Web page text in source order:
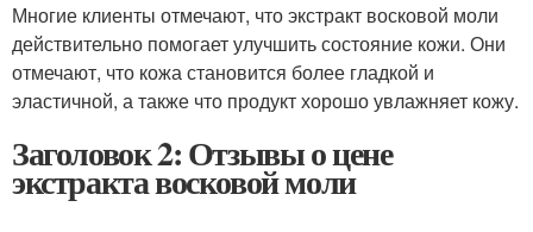
Многие клиенты отмечают, что экстракт восковой моли
действительно помогает улучшить состояние кожи. Они
отмечают, что кожа становится более гладкой и
эластичной, а также что продукт хорошо увлажняет кожу.
Заголовок 2: Отзывы о цене
экстракта восковой моли